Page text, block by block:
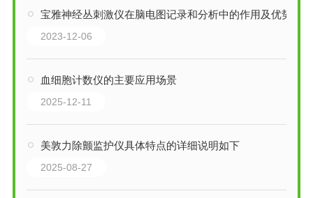
宝雅神经丛刺激仪在脑电图记录和分析中的作用及优势
2023-12-06
血细胞计数仪的主要应用场景
2025-12-11
美敦力除颤监护仪具体特点的详细说明如下
2025-08-27